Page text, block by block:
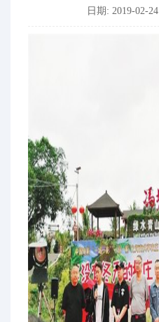
日期: 2019-02-24